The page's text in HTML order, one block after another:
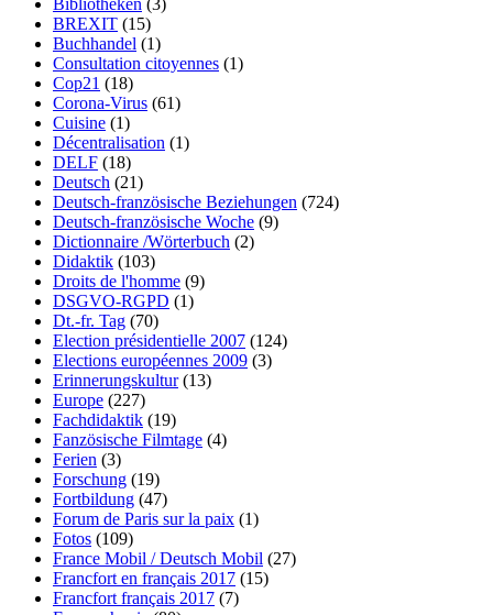
Bibliotheken (3)
BREXIT (15)
Buchhandel (1)
Consultation citoyennes (1)
Cop21 (18)
Corona-Virus (61)
Cuisine (1)
Décentralisation (1)
DELF (18)
Deutsch (21)
Deutsch-französische Beziehungen (724)
Deutsch-französische Woche (9)
Dictionnaire /Wörterbuch (2)
Didaktik (103)
Droits de l'homme (9)
DSGVO-RGPD (1)
Dt.-fr. Tag (70)
Election présidentielle 2007 (124)
Elections européennes 2009 (3)
Erinnerungskultur(13)
Europe (227)
Fachdidaktik (19)
Fanzösische Filmtage (4)
Ferien (3)
Forschung (19)
Fortbildung (47)
Forum de Paris sur la paix (1)
Fotos (109)
France Mobil / Deutsch Mobil (27)
Francfort en français 2017 (15)
Francfort français 2017 (7)